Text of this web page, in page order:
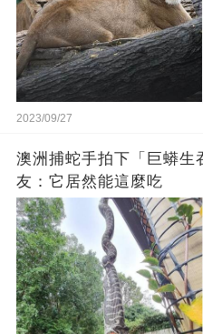
2023/09/27
澳洲捕蛇手拍下「巨蟒生
友：它居然能這麼吃